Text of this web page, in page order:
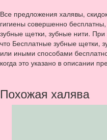
Все предложения халявы,
гигиены совершенно
зубные щетки, зубные нити.
что Бесплатные зубные щетки,
или иными способами
когда это указано в описании
Похожая халява